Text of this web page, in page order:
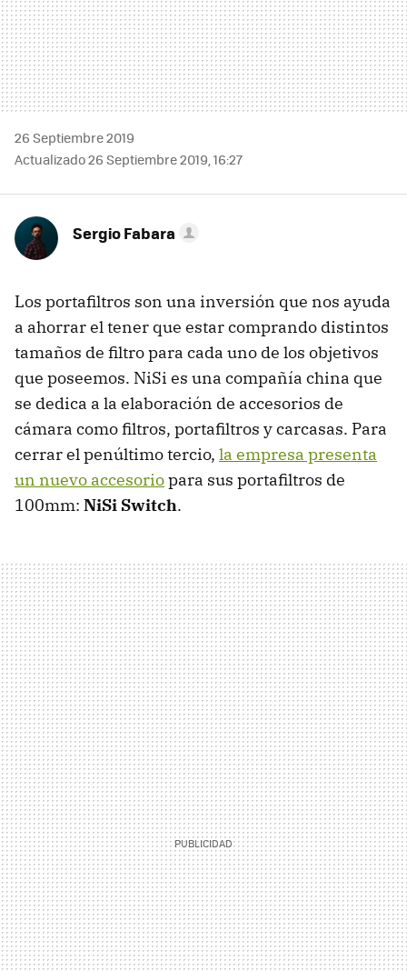
26 Septiembre 2019
Actualizado 26 Septiembre 2019, 16:27
Sergio Fabara
Los portafiltros son una inversión que nos ayuda
a ahorrar el tener que estar comprando distintos
tamaños de filtro para cada uno de los objetivos
que poseemos. NiSi es una compañía china que
se dedica a la elaboración de accesorios de
cámara como filtros, portafiltros y carcasas. Para
cerrar el penúltimo tercio, la empresa presenta
un nuevo accesoriopara sus portafiltros de
100mm: NiSi Switch.